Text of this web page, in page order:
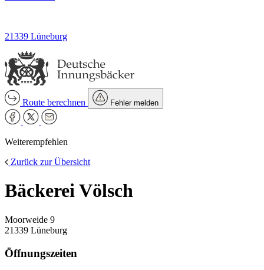
21339 Lüneburg
Route berechnen Fehler melden
Weiterempfehlen
Zurück zur Übersicht
Bäckerei Völsch
Moorweide 9
21339 Lüneburg
Öffnungszeiten